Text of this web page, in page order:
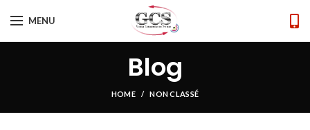
MENU
Blog
HOME NON CLASSÉ